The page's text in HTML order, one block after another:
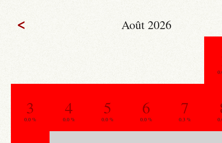
< Août 2026
3
0.0 %
4
0.0 %
5
0.0 %
6
0.0 %
7
0.3 %